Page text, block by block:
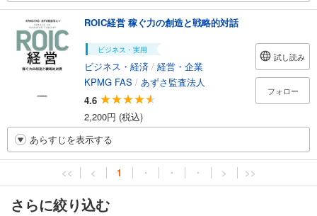
ROIC経営 稼ぐ力の創造と戦略的対話
ビジネス・実用
ビジネス・経済 / 経営・企業
KPMG FAS / あずさ監査法人
4.6
2,200円 (税込)
試し読み
フォロー
あらすじを表示する
<< < 1 ・ ・ ・ > >>
さらに絞り込む